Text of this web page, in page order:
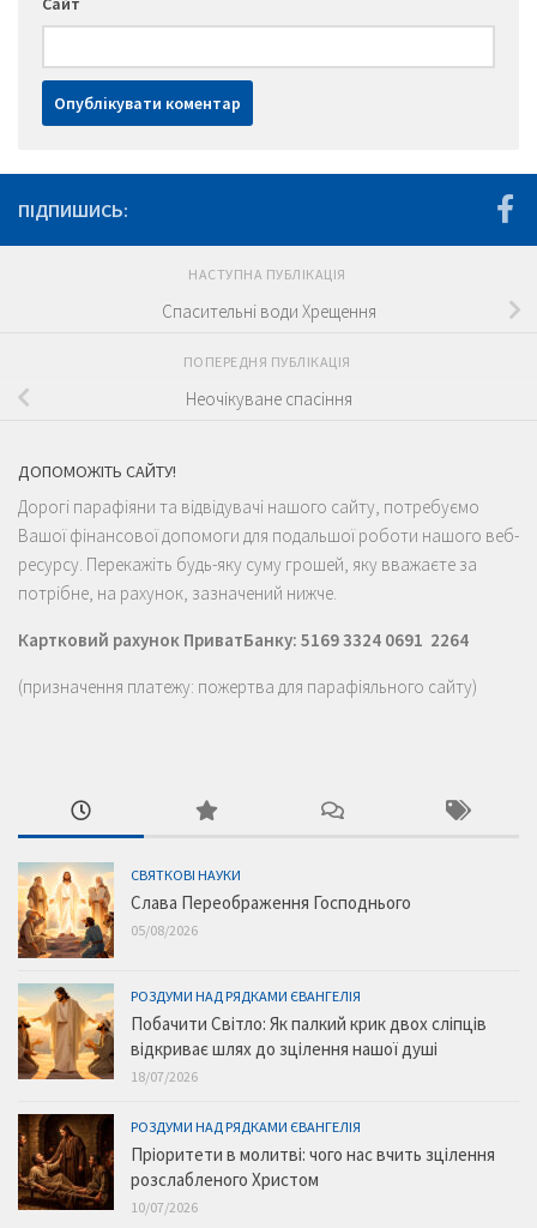
ПІДПИШИСЬ:
НАСТУПНА ПУБЛІКАЦІЯ
Спасительні води Хрещення
ПОПЕРЕДНЯ ПУБЛІКАЦІЯ
Неочікуване спасіння
ДОПОМОЖІТЬ САЙТУ!
Дорогі парафіяни та відвідувачі нашого сайту, потребуємо
Вашої фінансової допомоги для подальшої роботи нашого веб-
ресурсу. Перекажіть будь-яку суму грошей, яку вважаєте за
потрібне, на рахунок, зазначений нижче.
Картковий рахунок ПриватБанку: 5169 3324 0691 2264
(призначення платежу: пожертва для парафіяльного сайту)
СВЯТКОВІ НАУКИ
Слава Переображення Господнього
05/08/2026
РОЗДУМИ НАД РЯДКАМИ ЄВАНГЕЛІЯ
Побачити Світло: Як палкий крик двох сліпців
відкриває шлях до зцілення нашої душі
18/07/2026
РОЗДУМИ НАД РЯДКАМИ ЄВАНГЕЛІЯ
Пріоритети в молитві: чого нас вчить зцілення
розслабленого Христом
10/07/2026